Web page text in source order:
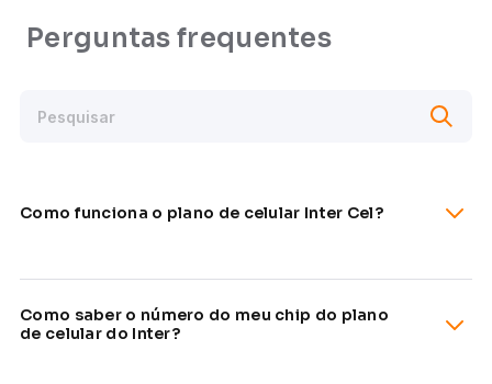
Perguntas frequentes
Como funciona o plano de celular Inter Cel?
Como saber o número do meu chip do plano
de celular do Inter?